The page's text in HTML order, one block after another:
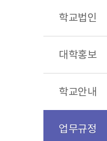
학교법인
대학홍보
학교안내
업무규정